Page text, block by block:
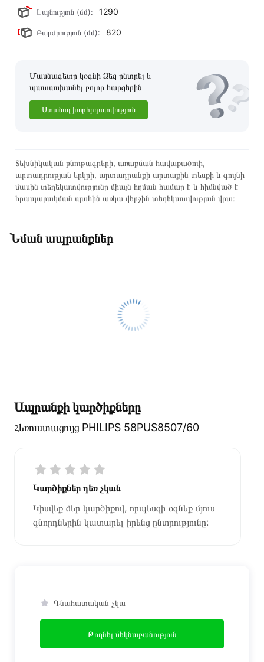
Լայնություն (մմ): 1290
Բարձրություն (մմ): 820
Մասնագետը կօգնի Ձեզ ընտրել և
պատասխանել բոլոր հարցերին
Ստանալ խորհրդատվություն
Տեխնիկական բնութագրերի, առաքման հավաքածուի,
արտադրության երկրի, արտադրանքի արտաքին տեսքի և գույնի
մասին տեղեկատվությունը միայն հղման համար է և հիմնված է
հրապարակման պահին առկա վերջին տեղեկատվության վրա։
Նման ապրանքներ
Ապրանքի կարծիքները
Հեռուստացույց PHILIPS 58PUS8507/60
Կարծիքներ դեռ չկան
Կիսվեք ձեր կարծիքով, որպեսզի օգնեք մյուս
գնորդներին կատարել իրենց ընտրությունը:
Գնահատական չկա
Թողնել մեկնաբանություն